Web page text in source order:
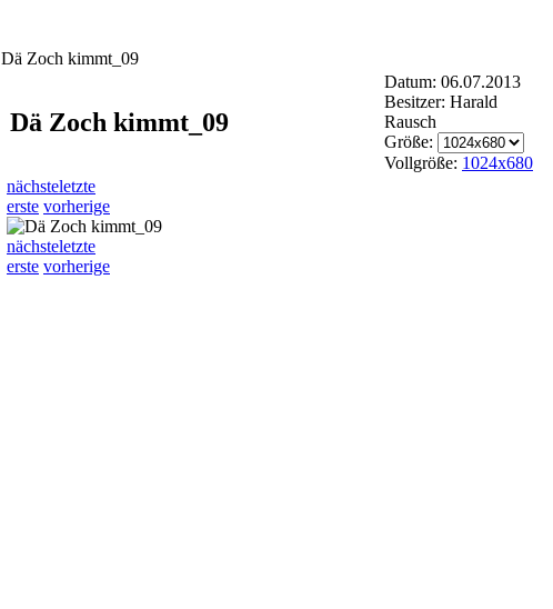
Dä Zoch kimmt_09
Dä Zoch kimmt_09
Datum: 06.07.2013
Besitzer: Harald
Rausch
Größe:
Vollgröße: 1024x680
nächsteletzte
erste vorherige
nächsteletzte
erste vorherige